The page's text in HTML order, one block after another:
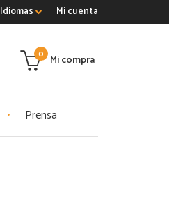
Mi cuenta
Idiomas
Mi compra
0
Prensa